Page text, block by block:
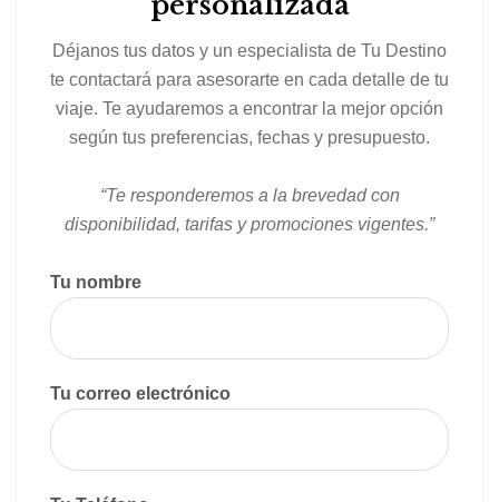
Déjanos tus datos y un especialista de Tu Destino
te contactará para asesorarte en cada detalle de tu
viaje. Te ayudaremos a encontrar la mejor opción
según tus preferencias, fechas y presupuesto.
“Te responderemos a la brevedad con
disponibilidad, tarifas y promociones vigentes.”
Tu nombre
Tu correo electrónico